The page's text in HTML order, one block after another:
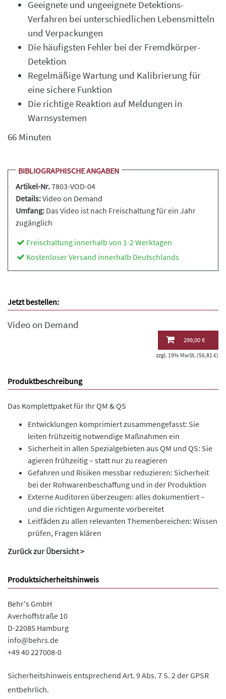
Geeignete und ungeeignete Detektions-
Verfahren bei unterschiedlichen Lebensmitteln
und Verpackungen
Die häufigsten Fehler bei der Fremdkörper-
Detektion
Regelmäßige Wartung und Kalibrierung für
eine sichere Funktion
Die richtige Reaktion auf Meldungen in
Warnsystemen
66 Minuten
BIBLIOGRAPHISCHE ANGABEN
Artikel-Nr.7803-VOD-04
Details:Video on Demand
Umfang: Das Video ist nach Freischaltung für ein Jahr
zugänglich
Freischaltung innerhalb von 1-2 Werktagen
Kostenloser Versand innerhalb Deutschlands
Jetzt bestellen:
Video on Demand
299,00 €
zzgl. 19% MwSt. (56,81 €)
Produktbeschreibung
Das Komplettpaket für Ihr QM & QS
Entwicklungen komprimiert zusammengefasst: Sie
leiten frühzeitig notwendige Maßnahmen ein
Sicherheit in allen Spezialgebieten aus QM und QS: Sie
agieren frühzeitig – statt nur zu reagieren
Gefahren und Risiken messbar reduzieren: Sicherheit
bei der Rohwarenbeschaffung und in der Produktion
Externe Auditoren überzeugen: alles dokumentiert –
und die richtigen Argumente vorbereitet
Leitfäden zu allen relevanten Themenbereichen: Wissen
prüfen, Fragen klären
Zurück zur Übersicht >
Produktsicherheitshinweis
Behr's GmbH
Averhoffstraße 10
D-22085 Hamburg
info@behrs.de
+49 40 227008-0
Sicherheitshinweis entsprechend Art. 9 Abs. 7 S. 2 der GPSR
entbehrlich.